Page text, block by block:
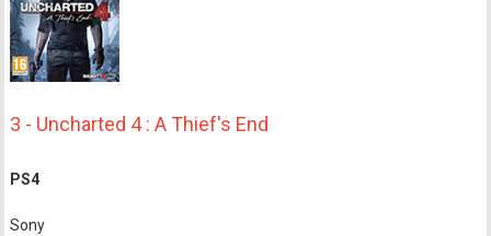
3 - Uncharted 4 : A Thief's End
PS4
Sony